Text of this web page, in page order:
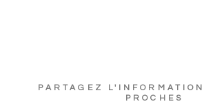
PARTAGEZ
PROCHES